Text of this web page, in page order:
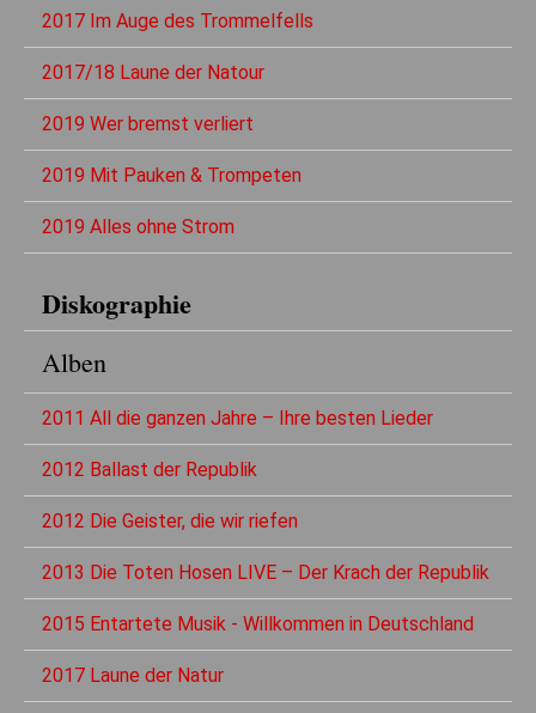
2017 Im Auge des Trommelfells
2017/18 Laune der Natour
2019 Wer bremst verliert
2019 Mit Pauken & Trompeten
2019 Alles ohne Strom
Diskographie
Alben
2011 All die ganzen Jahre – Ihre besten Lieder
2012 Ballast der Republik
2012 Die Geister, die wir riefen
2013 Die Toten Hosen LIVE – Der Krach der Republik
2015 Entartete Musik - Willkommen in Deutschland
2017 Laune der Natur